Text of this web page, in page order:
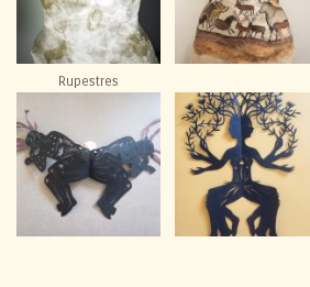
Rupestres